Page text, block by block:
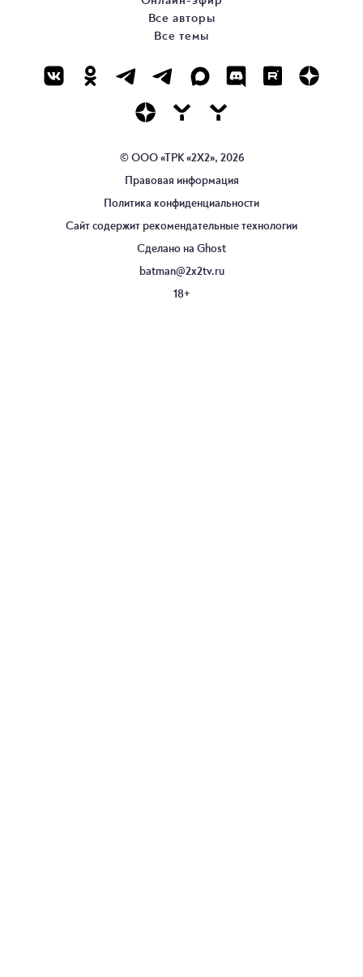
Все авторы
Все темы
© ООО «ТРК «2Х2», 2026
Правовая информация
Политика конфиденциальности
Сайт содержит рекомендательные технологии
Сделано на Ghost
batman@2x2tv.ru
18+